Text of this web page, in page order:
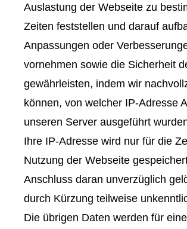
Auslastung der Webseite zu
Zeiten feststellen und darauf
Anpassungen oder
vornehmen sowie die Sicherheit
gewährleisten, indem wir
können, von welcher IP-Adresse
unseren Server ausgeführt
Ihre IP-Adresse wird nur für die
Nutzung der Webseite
Anschluss daran unverzüglich
durch Kürzung teilweise
Die übrigen Daten werden für